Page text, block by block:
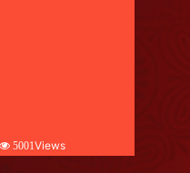
5001 Views